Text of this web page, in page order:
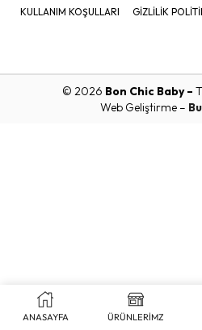
ANASAYFA ÜRÜNLERİMZ
KULLANIM KOŞULLARI GIZLILIK
© 2026 Bon Chic Baby –
Web Geliştirme –